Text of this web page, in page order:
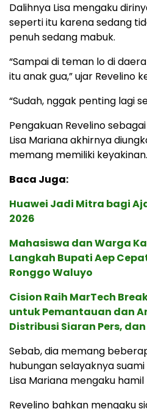
Dalihnya Lisa mengaku
seperti itu karena sedang
penuh sedang mabuk.
“Sampai di teman lo di
itu anak gua,” ujar Revelino
“Sudah, nggak penting lagi
Pengakuan Revelino
Lisa Mariana akhirnya
memang memiliki keyakinan.
Baca Juga:
Huawei Jadi Mitra bagi
2026
Mahasiswa dan Warga
Langkah Bupati Aep
Ronggo Waluyo
Cision Raih MarTech
untuk Pemantauan dan
Distribusi Siaran Pers, dan
Sebab, dia memang
hubungan selayaknya
Lisa Mariana mengaku hamil
Revelino bahkan mengaku